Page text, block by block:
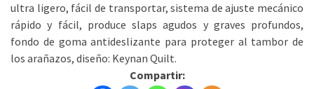
ultra ligero, fácil de transportar, sistema de ajuste mecánico
rápido y fácil, produce slaps agudos y graves profundos,
fondo de goma antideslizante para proteger al tambor de
los arañazos, diseño: Keynan Quilt.
Compartir: